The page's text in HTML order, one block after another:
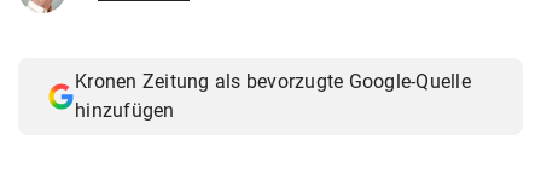
Kronen Zeitung als bevorzugte Google-Quelle
hinzufügen